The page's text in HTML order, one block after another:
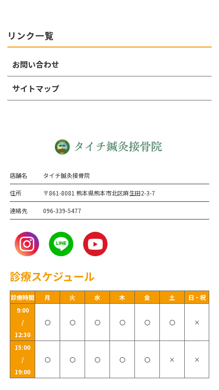
リンク一覧
お問い合わせ
サイトマップ
店舗名 タイチ鍼灸接骨院
住所 〒861-8081 熊本県熊本市北区麻生田2-3-7
連絡先 096-339-5477
診療スケジュール
診療時間 月 火 水 木 金 土
日・祝
9:00
/
12:30
〇 〇 〇 〇 〇 〇 ×
15:00
/
19:00
〇 〇 〇 〇 〇 × ×